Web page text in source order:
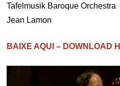
Tafelmusik Baroque Orchestra
Jean Lamon
BAIXE AQUI – DOWNLOAD